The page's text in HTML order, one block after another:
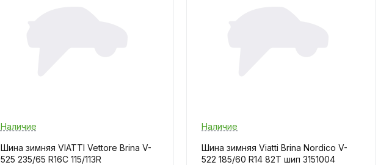
Наличие
Шина зимняя VIATTI Vettore Brina V-
525 235/65 R16C 115/113R
Наличие
Шина зимняя Viatti Brina Nordico V-
522 185/60 R14 82T шип 3151004